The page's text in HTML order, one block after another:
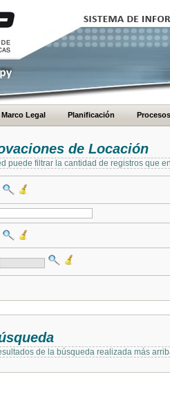
Marco Legal Planificación Procesos
de Locación
puede filtrar la cantidad de registros que
de la búsqueda realizada más